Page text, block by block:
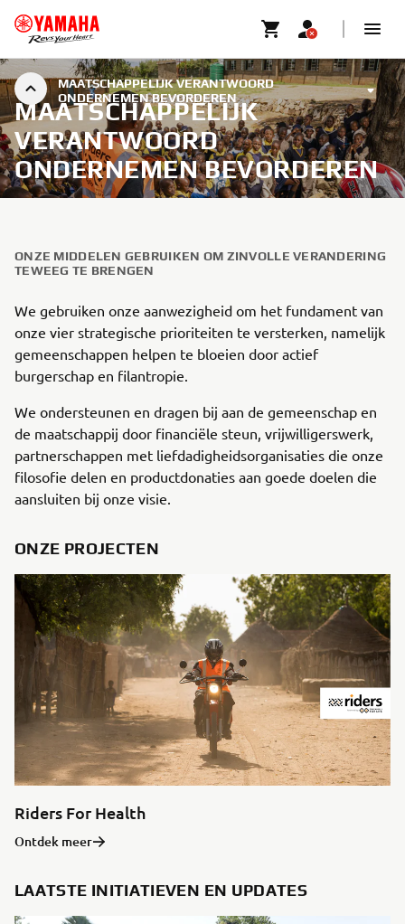
MAATSCHAPPELIJK VERANTWOORD
ONDERNEMEN BEVORDEREN
MAATSCHAPPELIJK
VERANTWOORD
ONDERNEMEN BEVORDEREN
ONZE MIDDELEN GEBRUIKEN OM ZINVOLLE VERANDERING
TEWEEG TE BRENGEN
We gebruiken onze aanwezigheid om het fundament van
onze vier strategische prioriteiten te versterken, namelijk
gemeenschappen helpen te bloeien door actief
burgerschap en filantropie.
We ondersteunen en dragen bij aan de gemeenschap en
de maatschappij door financiële steun, vrijwilligerswerk,
partnerschappen met liefdadigheidsorganisaties die onze
filosofie delen en productdonaties aan goede doelen die
aansluiten bij onze visie.
ONZE PROJECTEN
Riders For Health
Ontdek meer
LAATSTE INITIATIEVEN EN UPDATES